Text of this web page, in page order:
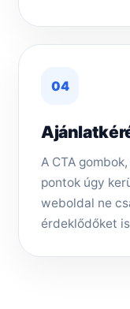
04
A CTA
pontok úgy
weboldal ne
érdeklődőket